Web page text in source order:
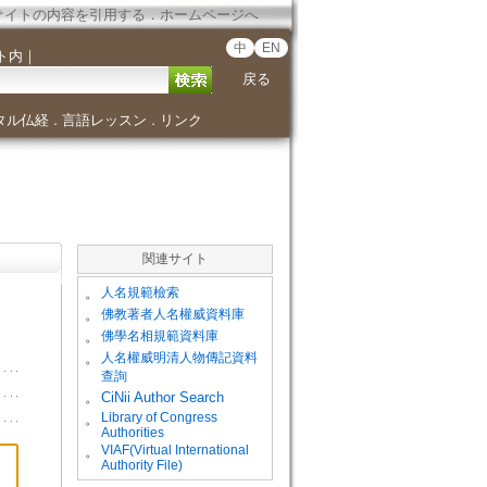
イトの内容を引用する．ホームページへ
内 ｜ 中 EN
戻る
ル仏経． 言語レッスン ． リンク
関連サイト
。 人名規範檢索
。 佛教著者人名權威資料庫
。 佛學名相規範資料庫
。
人名權威明清人物傳記資料
查詢
。
CiNii Author Search
。
Library of Congress
Authorities
。
VIAF(Virtual International
Authority File)